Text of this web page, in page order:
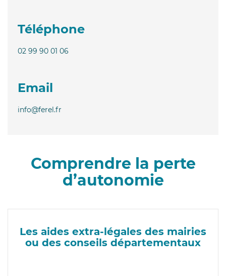
Téléphone
02 99 90 01 06
Email
info@ferel.fr
Comprendre la perte
d’autonomie
Les aides extra-légales des mairies
ou des conseils départementaux